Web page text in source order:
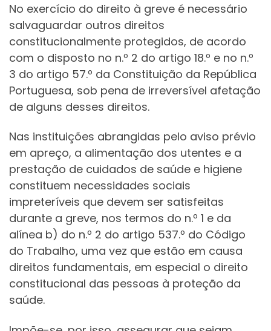
No exercício do direito à greve é necessário
salvaguardar outros direitos
constitucionalmente protegidos, de acordo
com o disposto no n.º 2 do artigo 18.º e no n.º
3 do artigo 57.º da Constituição da República
Portuguesa, sob pena de irreversível afetação
de alguns desses direitos.
Nas instituições abrangidas pelo aviso prévio
em apreço, a alimentação dos utentes e a
prestação de cuidados de saúde e higiene
constituem necessidades sociais
impreteríveis que devem ser satisfeitas
durante a greve, nos termos do n.º 1 e da
alínea b) do n.º 2 do artigo 537.º do Código
do Trabalho, uma vez que estão em causa
direitos fundamentais, em especial o direito
constitucional das pessoas à proteção da
saúde.